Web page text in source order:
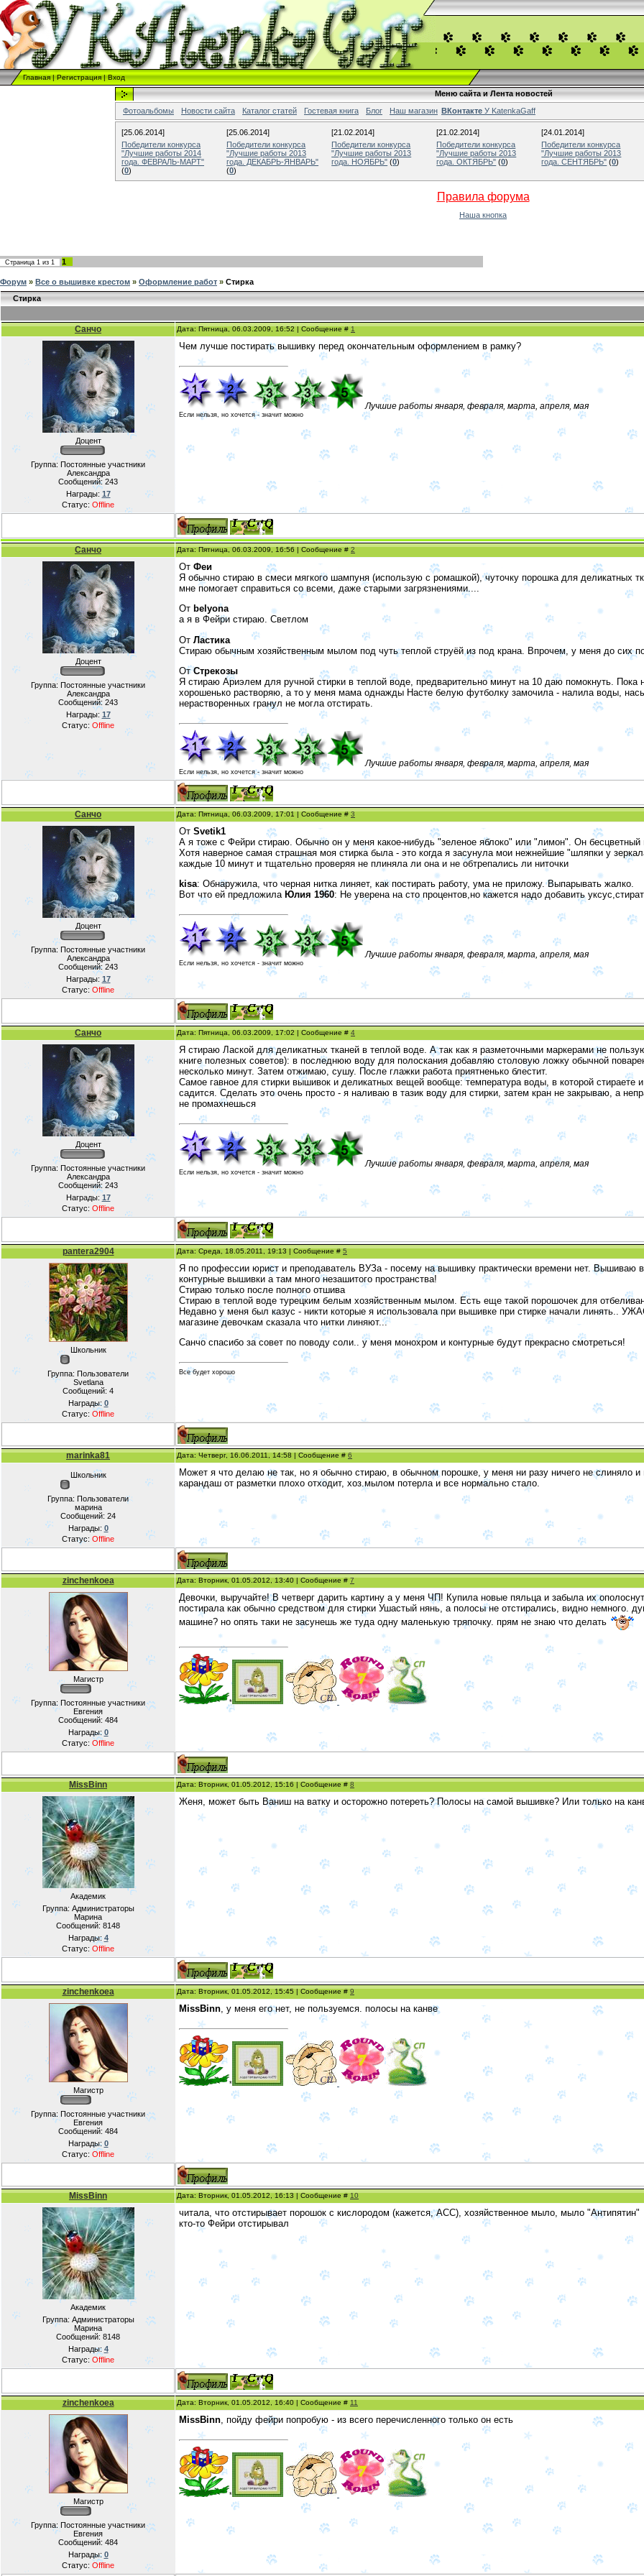
Главная|Регистрация|Вход
Меню сайта и Лента новостей
Фотоальбомы
Новости сайта Каталог статей Гостевая книга Блог Наш магазин ВКонтакте У KatenkaGaff
[25.06.2014]
Победители конкурса
"Лучшие работы 2014
года. ФЕВРАЛЬ-МАРТ"
(0)
[25.06.2014]
Победители конкурса
"Лучшие работы 2013
года. ДЕКАБРЬ-ЯНВАРЬ"
(0)
[21.02.2014]
Победители конкурса
"Лучшие работы 2013
года. НОЯБРЬ" (0)
[21.02.2014]
Победители конкурса
"Лучшие работы 2013
года. ОКТЯБРЬ" (0)
[24.01.2014]
Победители конкурса
"Лучшие работы 2013
года. СЕНТЯБРЬ" (0)
Правила форума
Наша кнопка
Страница 1 из 1 1
Форум » Все о вышивке крестом » Оформление работ » Стирка
Стирка
Санчо Дата: Пятница, 06.03.2009, 16:52 | Сообщение #1
Доцент
Группа: Постоянные участники
Александра
Сообщений: 243
Награды: 17
Статус: Offline
Чем лучше постирать вышивку перед окончательным оформлением в рамку?
Лучшие работы января, февраля, марта, апреля, мая
Если нельзя, но хочется - значит можно
Санчо Дата: Пятница, 06.03.2009, 16:56 | Сообщение #2
Доцент
Группа: Постоянные участники
Александра
Сообщений: 243
Награды: 17
Статус: Offline
От Феи
Я обычно стираю в смеси мягкого шампуня (использую с ромашкой), чуточку порошка для деликатных
мне помогает справиться со всеми, даже старыми загрязнениями....
От belyona
а я в Фейри стираю. Светлом
От Ластика
Стираю обычным хозяйственным мылом под чуть теплой струёй из под крана. Впрочем, у меня до сих
ОтСтрекозы
Я стираю Ариэлем для ручной стирки в теплой воде, предварительно минут на 10 даю помокнуть. Пока
хорошенько растворяю, а то у меня мама однажды Насте белую футболку замочила - налила воды,
нерастворенных гранул не могла отстирать.
Лучшие работы января, февраля, марта, апреля, мая
Если нельзя, но хочется - значит можно
Санчо Дата: Пятница, 06.03.2009, 17:01 | Сообщение #3
Доцент
Группа: Постоянные участники
Александра
Сообщений: 243
Награды: 17
Статус: Offline
От Svetik1
А я тоже с Фейри стираю. Обычно он у меня какое-нибудь "зеленое яблоко" или "лимон". Он бесцветный
Хотя наверное самая страшная моя стирка была - это когда я засунула мои нежнейшие "шляпки у
каждые 10 минут и тщательно проверяя не плиняла ли она и не обтрепались ли ниточки
kisa: Обнаружила, что черная нитка линяет, как постирать работу, ума не приложу. Выпарывать жалко.
Вот что ей предложила Юлия 1960: Не уверена на сто процентов,но кажется надо добавить
Лучшие работы января, февраля, марта, апреля, мая
Если нельзя, но хочется - значит можно
Санчо Дата: Пятница, 06.03.2009, 17:02 | Сообщение #4
Доцент
Группа: Постоянные участники
Александра
Сообщений: 243
Награды: 17
Статус: Offline
Я стираю Лаской для деликатных тканей в теплой воде. А так как я разметочными маркерами не
книге полезных советов): в последнюю воду для полоскания добавляю столовую ложку обычной
несколько минут. Затем отжимаю, сушу. После глажки работа приятненько блестит.
Самое гавное для стирки вышивок и деликатных вещей вообще: температура воды, в которой стираете
садится. Сделать это очень просто - я наливаю в тазик воду для стирки, затем кран не закрываю, а
не промахнешься
Лучшие работы января, февраля, марта, апреля, мая
Если нельзя, но хочется - значит можно
pantera2904 Дата: Среда, 18.05.2011, 19:13 | Сообщение #5
Школьник
Группа: Пользователи
Svetlana
Сообщений: 4
Награды: 0
Статус: Offline
Я по профессии юрист и преподаватель ВУЗа - посему на вышивку практически времени нет. Вышиваю
контурные вышивки а там много незашитого пространства!
Стираю только после полного отшива
Стираю в теплой воде турецким белым хозяйственным мылом. Есть еще такой порошочек для
Недавно у меня был казус - никти которые я использовала при вышивке при стирке начали линять..
магазине девочкам сказала что нитки линяют...
Санчо спасибо за совет по поводу соли.. у меня монохром и контурные будут прекрасно смотреться!
Все будет хорошо
marinka81 Дата: Четверг, 16.06.2011, 14:58 | Сообщение #6
Школьник
Группа: Пользователи
марина
Сообщений: 24
Награды: 0
Статус: Offline
Может я что делаю не так, но я обычно стираю, в обычном порошке, у меня ни разу ничего не слиняло
карандаш от разметки плохо отходит, хоз.мылом потерла и все нормально стало.
zinchenkoea Дата: Вторник, 01.05.2012, 13:40 | Сообщение #7
Магистр
Группа: Постоянные участники
Евгения
Сообщений: 484
Награды: 0
Статус: Offline
Девочки, выручайте! В четверг дарить картину а у меня ЧП! Купила новые пяльца и забыла их
постирала как обычно средством для стирки Ушастый нянь, а полосы не отстирались, видно немного.
машине? но опять таки не засунешь же туда одну маленькую тряпочку. прям не знаю что делать
*
MissBinn Дата: Вторник, 01.05.2012, 15:16 | Сообщение #8
Академик
Группа: Администраторы
Марина
Сообщений: 8148
Награды: 4
Статус: Offline
Женя, может быть Ваниш на ватку и осторожно потереть? Полосы на самой вышивке? Или только на
zinchenkoea Дата: Вторник, 01.05.2012, 15:45 | Сообщение #9
Магистр
Группа: Постоянные участники
Евгения
Сообщений: 484
Награды: 0
Статус: Offline
MissBinn , у меня его нет, не пользуемся. полосы на канве
*
MissBinn Дата: Вторник, 01.05.2012, 16:13 | Сообщение #10
Академик
Группа: Администраторы
Марина
Сообщений: 8148
Награды: 4
Статус: Offline
читала, что отстирывает порошок с кислородом (кажется, ACC), хозяйственное мыло, мыло "Антипятин"
кто-то Фейри отстирывал
zinchenkoea Дата: Вторник, 01.05.2012, 16:40 | Сообщение #11
Магистр
Группа: Постоянные участники
Евгения
Сообщений: 484
Награды: 0
Статус: Offline
MissBinn , пойду фейри попробую - из всего перечисленного только он есть
*